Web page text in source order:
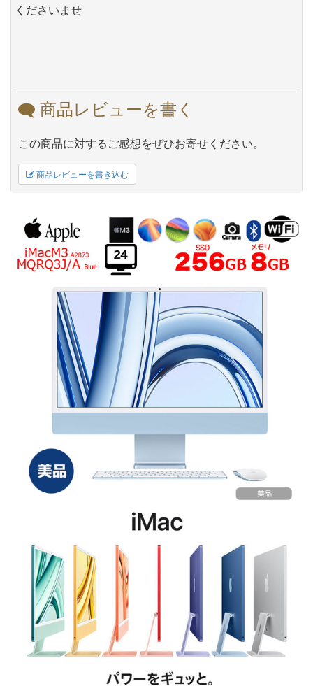
くださいませ
商品レビューを書く
この商品に対するご感想をぜひお寄せください。
商品レビューを書き込む